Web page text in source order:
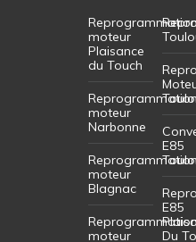
Reprogrammation
moteur
Plaisance
du Touch
moteur
Narbonne
moteur
Blagnac
Reprogrammation
moteur
E85
E85
Du